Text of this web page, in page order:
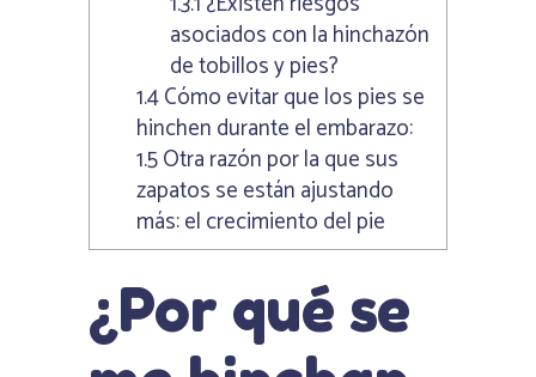
asociados con la hinchazón
de tobillos y pies?
1.4Cómo evitar que los pies se
hinchen durante el embarazo:
1.5Otra razón por la que sus
zapatos se están ajustando
más: el crecimiento del pie
¿Por qué se